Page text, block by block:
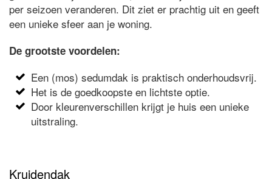
per seizoen veranderen. Dit ziet er prachtig uit en geeft
een unieke sfeer aan je woning.
De grootste voordelen:
Een (mos) sedumdak is praktisch onderhoudsvrij.
Het is de goedkoopste en lichtste optie.
Door kleurenverschillen krijgt je huis een unieke
uitstraling.
Kruidendak